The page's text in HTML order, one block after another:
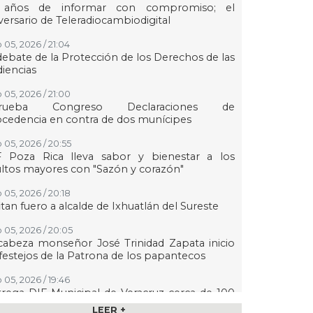
años de informar con compromiso; el
de Teleradiocambiodigital
05, 2026 / 21:04
de la Protección de los Derechos de las
05, 2026 / 21:00
Congreso Declaraciones de
en contra de dos munícipes
05, 2026 / 20:55
Poza Rica lleva sabor y bienestar a los
mayores con "Sazón y corazón"
05, 2026 / 20:18
fuero a alcalde de Ixhuatlán del Sureste
05, 2026 / 20:05
monseñor José Trinidad Zapata inicio
de la Patrona de los papantecos
05, 2026 / 19:46
DIF Municipal de Veracruz cerca de 100
de discapacidad
LEER +